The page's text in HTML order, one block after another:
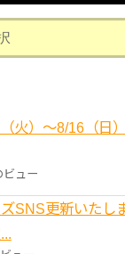
（火）～8/16（日）
ビュー
SNS更新いたし